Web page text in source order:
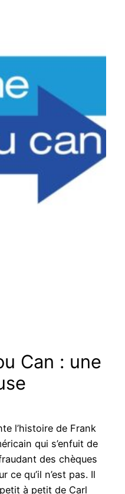
Can : une
l’histoire de Frank
qui s’enfuit de
des chèques
ce qu’il n’est pas. Il
à petit de Carl